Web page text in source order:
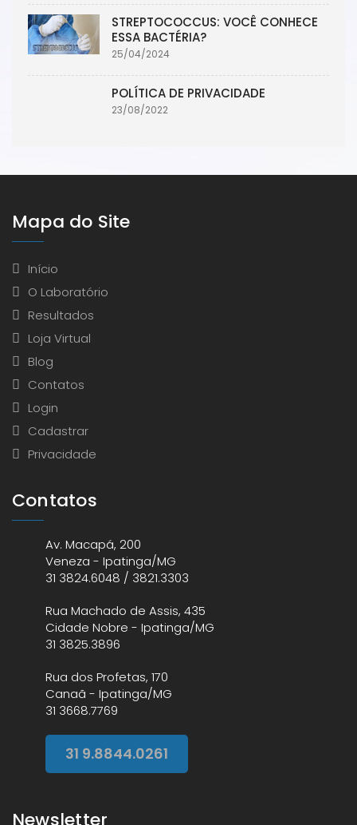
STREPTOCOCCUS: VOCÊ CONHECE
ESSA BACTÉRIA?
25/04/2024
POLÍTICA DE PRIVACIDADE
23/08/2022
Mapa do Site
Início
O Laboratório
Resultados
Loja Virtual
Blog
Contatos
Login
Cadastrar
Privacidade
Contatos
Av. Macapá, 200
Veneza - Ipatinga/MG
31 3824.6048 / 3821.3303
Rua Machado de Assis, 435
Cidade Nobre - Ipatinga/MG
31 3825.3896
Rua dos Profetas, 170
Canaã - Ipatinga/MG
31 3668.7769
31 9.8844.0261
Newsletter